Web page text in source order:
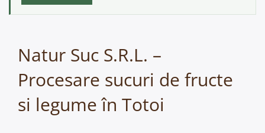
Natur Suc S.R.L. –
Procesare sucuri de fructe
si legume în Totoi